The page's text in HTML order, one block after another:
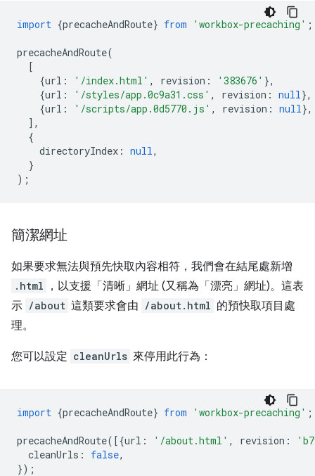
import {precacheAndRoute} from 'workbox-precaching' ;
precacheAndRoute(
[
{url : '/index.html' , revision : '383676' },
{url : '/styles/app.0c9a31.css' , revision : null},
{url : '/scripts/app.0d5770.js' , revision : null},
],
{
directoryIndex : null,
}
);
簡潔網址
如果要求無法與預先快取內容相符，我們會在結尾處新增
.html
，以支援「清晰」網址 (又稱為「漂亮」網址)。這表
示 /about 這類要求會由 /about.html 的預快取項目處
理。
您可以設定 cleanUrls 來停用此行為：
import {precacheAndRoute} from 'workbox-precaching' ;
precacheAndRoute([{url : '/about.html' , revision :
cleanUrls : false,
});